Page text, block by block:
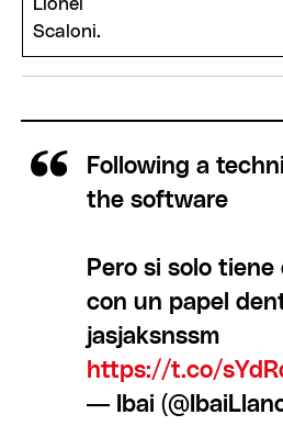
Following a
the software
Pero si solo
con un papel
jasjaksnssm
https://t.co/
— Ibai